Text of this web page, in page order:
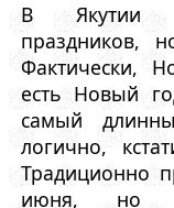
В Якутии
праздников,
Фактически,
есть Новый
самый
логично,
Традиционно
июня, но